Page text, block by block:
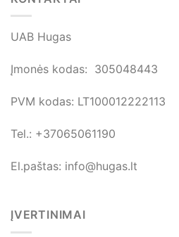
UAB Hugas
Įmonės kodas: 305048443
PVM kodas: LT100012222113
Tel.: +37065061190
El.paštas: info@hugas.lt
ĮVERTINIMAI